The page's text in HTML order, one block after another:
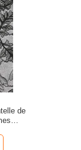
de